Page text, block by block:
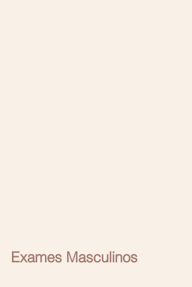
Exames Masculinos